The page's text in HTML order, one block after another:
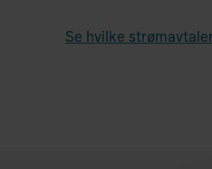
Se hvilke